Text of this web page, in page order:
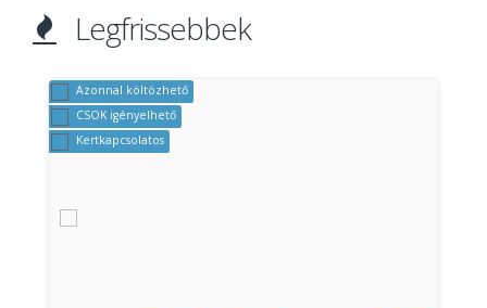
Legfrissebbek
Azonnal költözhető
CSOK igényelhető
Kertkapcsolatos